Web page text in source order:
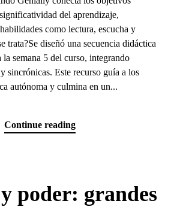
del aprendizaje,
como lectura, escucha y
trata?Se diseñó una secuencia didáctica
semana 5 del curso, integrando
sincrónicas. Este recurso guía a los
autónoma y culmina en un...
Continue reading
poder: grandes